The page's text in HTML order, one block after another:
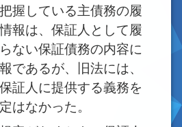
握している主債務の履
報は、保証人として履
ない保証債務の内容に
であるが、旧法には、
証人に提供する義務を
はなかった。